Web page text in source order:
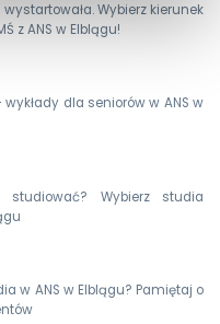
Wybierz kierunek
z ANS w Elblągu!
dla seniorów w ANS w
Wybierz studia
w ANS w Elblągu? Pamiętaj o